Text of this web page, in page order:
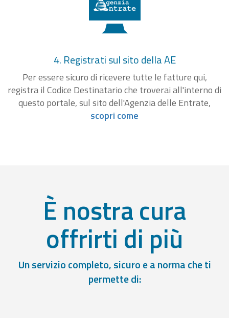
4. Registrati sul sito della AE
Per essere sicuro di ricevere tutte le fatture qui,
registra il Codice Destinatario che troverai all'interno di
questo portale, sul sito dell'Agenzia delle Entrate,
scopri come
È nostra cura
offrirti di più
Un servizio completo, sicuro e a norma che ti
permette di: